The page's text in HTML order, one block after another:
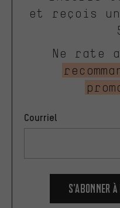
et reçois
Ne rate
Courriel
S’abonner